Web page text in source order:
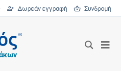
Δωρεάν εγγραφή Συνδρομή
®